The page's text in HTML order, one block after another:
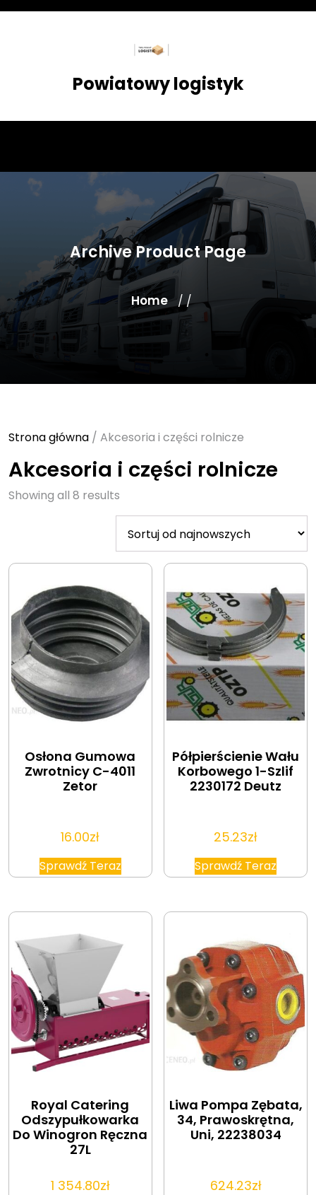
Skip
Powiatowy logistyk
Archive Product Page
Home / /
Strona główna / Akcesoria i części rolnicze
Akcesoria i części rolnicze
Showing all 8 results
by
latest
Osłona Gumowa
Zwrotnicy C-4011
Zetor
16.00zł
Sprawdź Teraz
Półpierścienie Wału
Korbowego 1-Szlif
2230172 Deutz
25.23zł
Sprawdź Teraz
Royal Catering
Odszypułkowarka
Do Winogron Ręczna
27L
1 354.80zł
Liwa Pompa Zębata,
34, Prawoskrętna,
Uni, 22238034
624.23zł